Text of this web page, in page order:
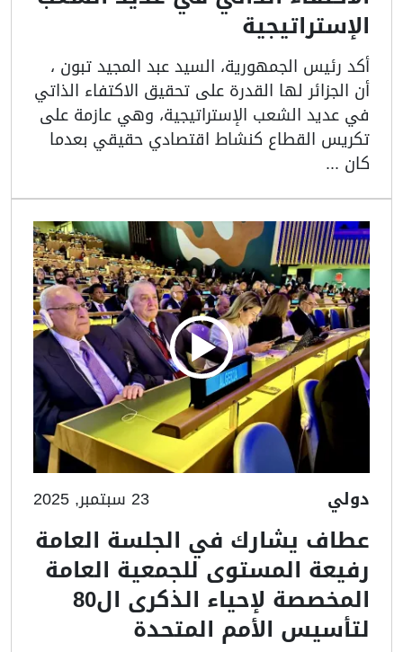
الإستراتيجية
أكد رئيس الجمهورية، السيد عبد المجيد تبون ،
أن الجزائر لها القدرة على تحقيق الاكتفاء الذاتي
في عديد الشعب الإستراتيجية، وهي عازمة على
تكريس القطاع كنشاط اقتصادي حقيقي بعدما
كان ...
دولي 23 سبتمبر, 2025
عطاف يشارك في الجلسة العامة
رفيعة المستوى للجمعية العامة
المخصصة لإحياء الذكرى ال80
لتأسيس الأمم المتحدة